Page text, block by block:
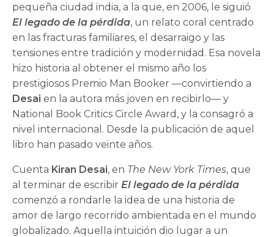
pequeña ciudad india, a la que, en 2006, le siguió
El legado de la pérdida, un relato coral centrado
en las fracturas familiares, el desarraigo y las
tensiones entre tradición y modernidad. Esa novela
hizo historia al obtener el mismo año los
prestigiosos Premio Man Booker —convirtiendo a
Desai en la autora más joven en recibirlo— y
National Book Critics Circle Award, y la consagró a
nivel internacional. Desde la publicación de aquel
libro han pasado veinte años.
Cuenta Kiran Desai, en The New York Times, que
al terminar de escribirEl legado de la pérdida
comenzó a rondarle la idea de una historia de
amor de largo recorrido ambientada en el mundo
globalizado. Aquella intuición dio lugar a un